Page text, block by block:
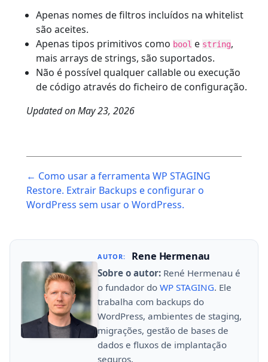
Apenas nomes de filtros incluídos na whitelist
são aceites.
Apenas tipos primitivos como bool e string,
mais arrays de strings, são suportados.
Não é possível qualquer callable ou execução
de código através do ficheiro de configuração.
Updated onMay 23, 2026
navigation
← Como usar a ferramenta WP STAGING
Restore. Extrair Backups e configurar o
WordPress sem usar o WordPress.
AUTOR: Rene Hermenau
Sobre o autor: René Hermenau é
o fundador do WP STAGING. Ele
trabalha com backups do
WordPress, ambientes de staging,
migrações, gestão de bases de
dados e fluxos de implantação
seguros.